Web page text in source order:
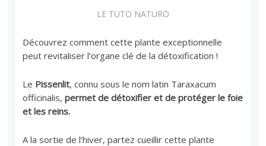
LE TUTO NATURO
Découvrez comment cette plante exceptionnelle
peut revitaliser l’organe clé de la détoxification !
Le Pissenlit, connu sous le nom latin Taraxacum
officinalis,permet de détoxifier et de protéger le foie
et les reins.
A la sortie de l’hiver, partez cueillir cette plante